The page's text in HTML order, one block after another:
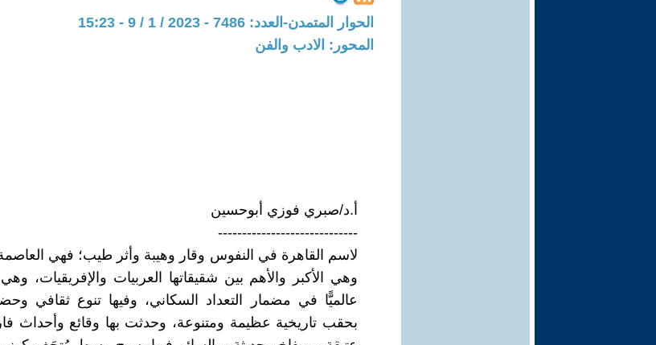
الحوار المتمدن-العدد: 7486 - 2023 / 1 / 9 - 15:23
المحور: الادب والفن
أ.د/صبري فوزي أبوحسين
-----------------------------
لاسم القاهرة في النفوس وقار وهيبة وأثر طيب؛ فهي
وهي الأكبر والأهم بين شقيقاتها العربيات والإفريقيات،
عالميًّا في مضمار التعداد السكاني، وفيها تنوع ثقافي
بحقب تاريخية عظيمة ومتنوعة، وحدثت بها وقائع وأحداث